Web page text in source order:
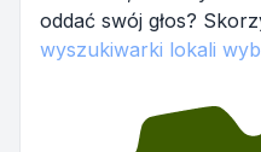
oddać swój głos?
wyszukiwarki lokali